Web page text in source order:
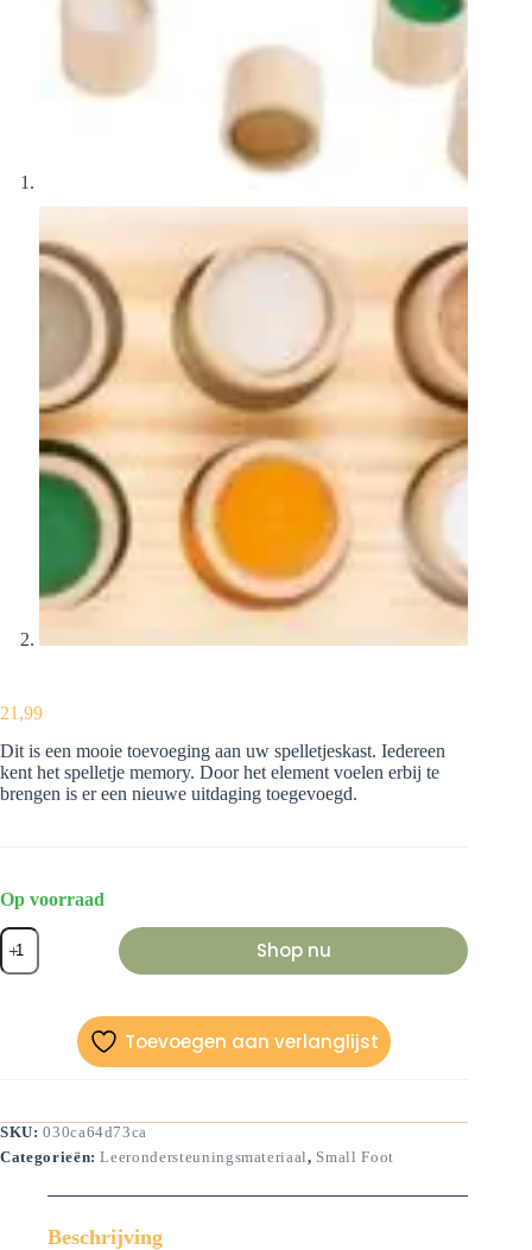
21,99
Dit is een mooie toevoeging aan uw spelletjeskast. Iedereen
kent het spelletje memory. Door het element voelen erbij te
brengen is er een nieuwe uitdaging toegevoegd.
Op voorraad
Voel
memory
spel
Shop nu
Toevoegen aan verlanglijst
SKU:030ca64d73ca
Categorieën:Leerondersteuningsmateriaal, Small Foot
Beschrijving